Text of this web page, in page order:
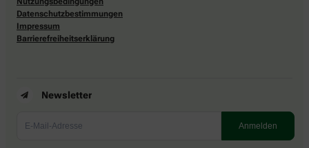
Datenschutzbestimmungen
Impressum
Barrierefreiheitserklärung
Newsletter